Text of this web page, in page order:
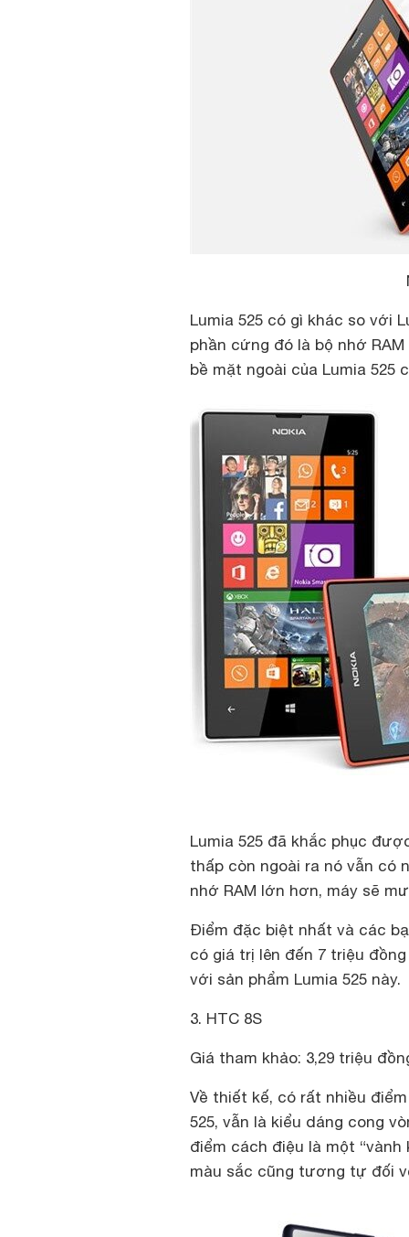
Lumia 525 có gì khác so với
phần cứng đó là bộ nhớ
bề mặt ngoài của Lumia 525
Lumia 525 đã khắc phục
thấp còn ngoài ra nó vẫn
nhớ RAM lớn hơn, máy sẽ
Điểm đặc biệt nhất và các
có giá trị lên đến 7 triệu
với sản phẩm Lumia 525 này.
3. HTC 8S
Giá tham khảo: 3,29 triệu
Về thiết kế, có rất nhiều
525, vẫn là kiểu dáng cong
điểm cách điệu là một
màu sắc cũng tương tự đối